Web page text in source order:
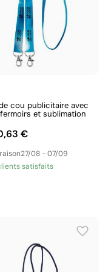
cou publicitaire avec
et sublimation
€
27/08 - 07/09
satisfaits